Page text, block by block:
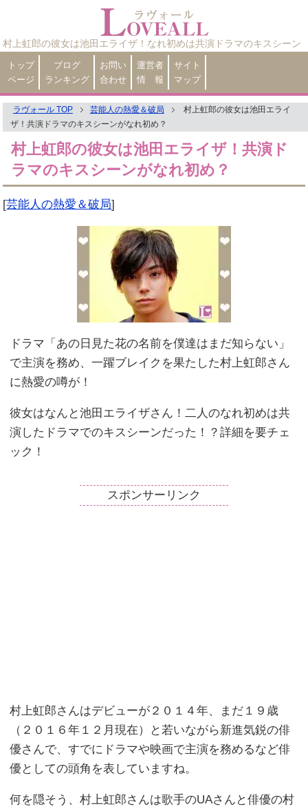
村上虹郎の彼女は池田エライザ！なれ初めは共演ドラマのキスシーン
トップ
ページ
ブログ
ランキング
お問い
合わせ
運営者
情 報
サイト
マップ
ラヴォール TOP 芸能人の熱愛＆破局
村上虹郎の彼女は池田エライ
ザ！共演ドラマのキスシーンがなれ初め？
村上虹郎の彼女は池田エライザ！共演ド
ラマのキスシーンがなれ初め？
[芸能人の熱愛＆破局]
ドラマ「あの日見た花の名前を僕達はまだ知らない」
で主演を務め、一躍ブレイクを果たした村上虹郎さん
に熱愛の噂が！
彼女はなんと池田エライザさん！二人のなれ初めは共
演したドラマでのキスシーンだった！？詳細を要チェ
ック！
スポンサーリンク
村上虹郎さんはデビューが２０１４年、まだ１９歳
（２０１６年１２月現在）と若いながら新進気鋭の俳
優さんで、すでにドラマや映画で主演を務めるなど俳
優としての頭角を表していますね。
何を隠そう、村上虹郎さんは歌手のUAさんと俳優の村